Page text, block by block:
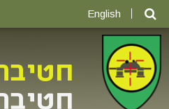
English